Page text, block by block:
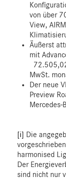
von über
View,
Äußerst
mit
MwSt.
Der neue
Preview
Mercedes-
[i] Die
harmonised
Der
sind nicht nur